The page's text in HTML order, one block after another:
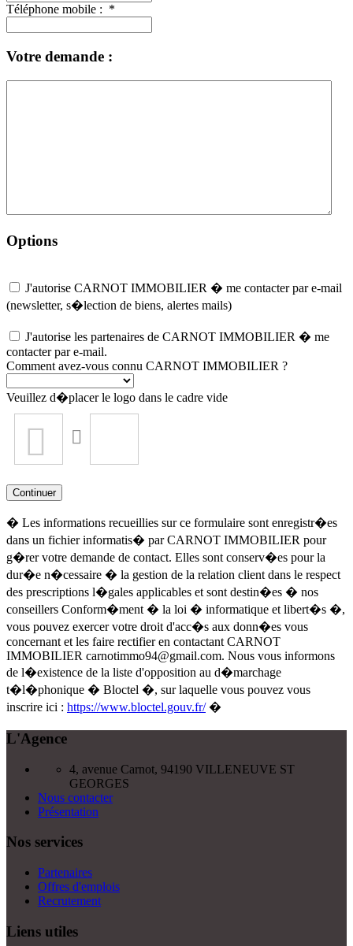
Téléphone mobile : *
Votre demande :
Options
J'autorise CARNOT IMMOBILIER � me contacter par e-mail
(newsletter, s�lection de biens, alertes mails)
J'autorise les partenaires de CARNOT IMMOBILIER � me
contacter par e-mail.
Comment avez-vous connu CARNOT IMMOBILIER ?
Veuillez d�placer le logo dans le cadre vide
Continuer
� Les informations recueillies sur ce formulaire sont enregistr�es
dans un fichier informatis� par CARNOT IMMOBILIER pour
g�rer votre demande de contact. Elles sont conserv�es pour la
dur�e n�cessaire � la gestion de la relation client dans le respect
des prescriptions l�gales applicables et sont destin�es � nos
conseillers Conform�ment � la loi � informatique et libert�s �,
vous pouvez exercer votre droit d'acc�s aux donn�es vous
concernant et les faire rectifier en contactant CARNOT
IMMOBILIER carnotimmo94@gmail.com. Nous vous informons
de l�existence de la liste d'opposition au d�marchage
t�l�phonique � Bloctel �, sur laquelle vous pouvez vous
inscrire ici : https://www.bloctel.gouv.fr/�
L'Agence
4, avenue Carnot, 94190 VILLENEUVE ST
GEORGES
Nous contacter
Présentation
Nos services
Partenaires
Offres d'emplois
Recrutement
Liens utiles